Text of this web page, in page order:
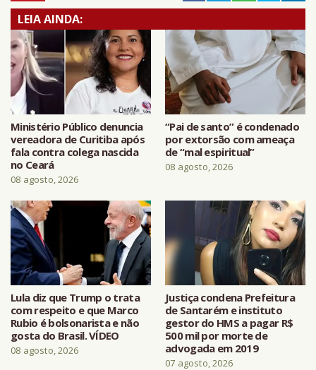
LEIA AINDA:
Ministério Público denuncia
vereadora de Curitiba após
fala contra colega nascida
no Ceará
08 agosto, 2026
“Pai de santo” é condenado
por extorsão com ameaça
de “mal espiritual”
08 agosto, 2026
Lula diz que Trump o trata
com respeito e que Marco
Rubio é bolsonarista e não
gosta do Brasil. VÍDEO
08 agosto, 2026
Justiça condena Prefeitura
de Santarém e instituto
gestor do HMS a pagar R$
500 mil por morte de
advogada em 2019
07 agosto, 2026